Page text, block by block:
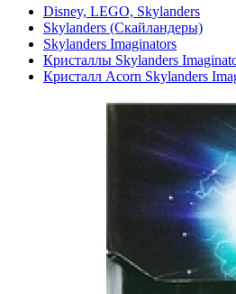
Disney, LEGO, Skylanders
Skylanders (Скайландеры)
Skylanders Imaginators
Кристаллы Skylanders
Кристалл Acorn Skylanders